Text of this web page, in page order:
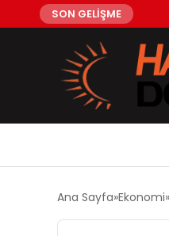
SON GELİŞME
Ana Sayfa Ekonomi